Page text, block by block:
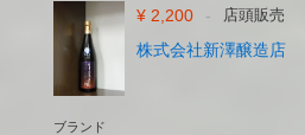
¥ 2,200 - 店頭販売
株式会社新澤醸造店
ブランド